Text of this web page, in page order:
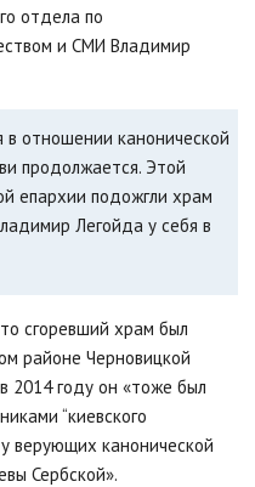
отдела по
и СМИ Владимир
в отношении канонической
продолжается. Этой
епархии подожгли храм
Легойда у себя в
сгоревший храм был
районе Черновицкой
2014 году он «тоже был
“киевского
верующих канонической
Сербской».